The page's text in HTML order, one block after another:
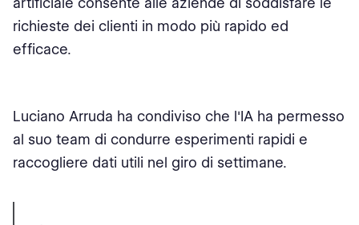
richieste dei clienti in modo più rapido ed
efficace.
Luciano Arruda ha condiviso che l'IA ha permesso
al suo team di condurre esperimenti rapidi e
raccogliere dati utili nel giro di settimane.